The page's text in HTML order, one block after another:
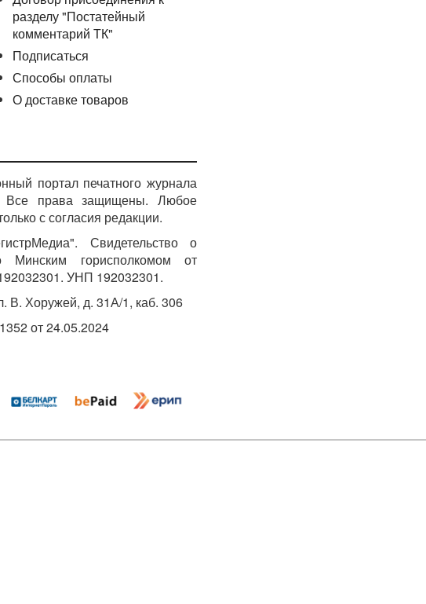
разделу "Постатейный
комментарий ТК"
Подписаться
Способы оплаты
О доставке товаров
портал печатного журнала
Все права защищены. Любое
с согласия редакции.
Свидетельство о
Минским горисполкомом от
УНП 192032301.
В. Хоружей, д. 31А/1, каб. 306
от 24.05.2024